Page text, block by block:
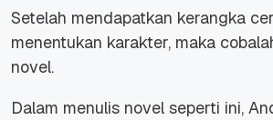
Setelah mendapatkan kerangka
menentukan karakter, maka
novel.
Dalam menulis novel seperti ini,